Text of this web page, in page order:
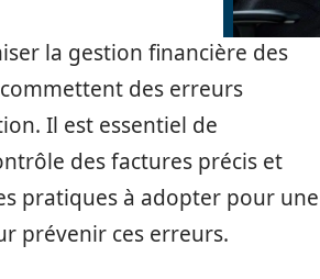
la gestion financière des
des erreurs
Il est essentiel de
des factures précis et
pratiques à adopter pour une
prévenir ces erreurs.